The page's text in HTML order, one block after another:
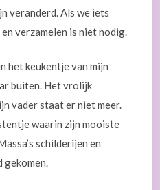
veranderd. Als we iets
verzamelen is niet nodig.
het keukentje van mijn
buiten. Het vrolijk
vader staat er niet meer.
waarin zijn mooiste
schilderijen en
gekomen.